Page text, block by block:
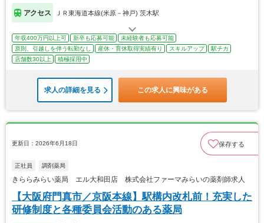
アクセス ＪＲ東海道本線(米原－神戸) 茨木駅
年収400万円以上可 新卒も応募可能
未経験者も応募可能
原則、引越しを伴う転勤なし
産休・育休取得実績有り スキルアップ
駅チカ
店舗数30以上
積極採用中
求人の詳細を見る この求人に興味がある
更新日：2026年6月18日 保存する
正社員 調剤薬局
きららみらい薬局 エル大和田店 株式会社ファーマみらいの薬剤師求人
【大阪府門真市／京阪本線】駅構内改札前！充実した
研修制度と各種委員会活動のある薬局